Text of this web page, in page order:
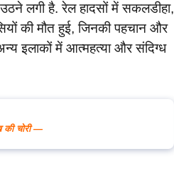
लगी है. रेल हादसों में सकलडीहा,
की मौत हुई, जिनकी पहचान और
अन्य इलाकों में आत्महत्या और संदिग्ध
की चोरी —